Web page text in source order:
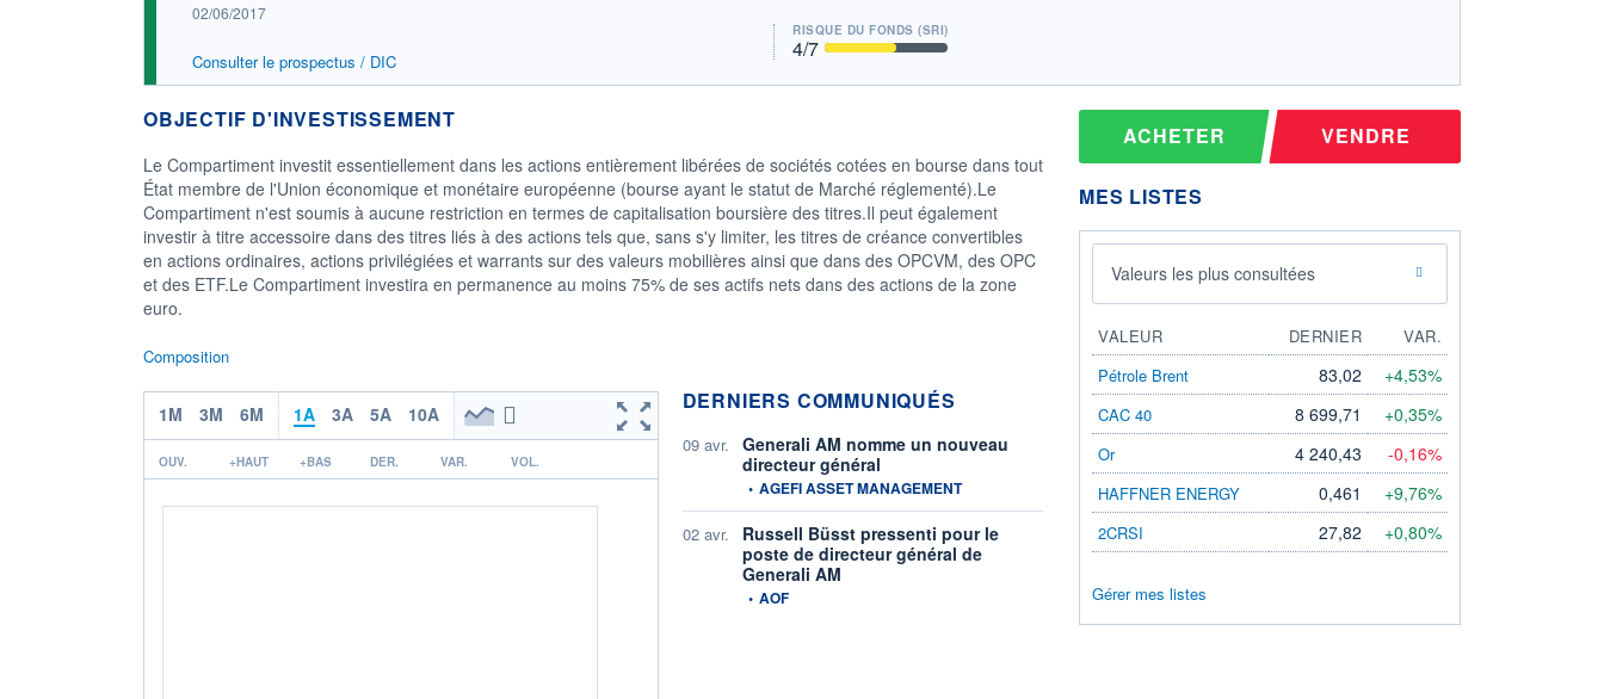
02/06/2017
Consulter le prospectus / DIC
RISQUE DU FONDS (SRI)
4/7
OBJECTIF D'INVESTISSEMENT
Le Compartiment investit essentiellement dans les actions entièrement libérées de sociétés cotées en bourse dans tout
État membre de l'Union économique et monétaire européenne (bourse ayant le statut de Marché réglementé).Le
Compartiment n'est soumis à aucune restriction en termes de capitalisation boursière des titres.Il peut également
investir à titre accessoire dans des titres liés à des actions tels que, sans s'y limiter, les titres de créance convertibles
en actions ordinaires, actions privilégiées et warrants sur des valeurs mobilières ainsi que dans des OPCVM, des OPC
et des ETF.Le Compartiment investira en permanence au moins 75% de ses actifs nets dans des actions de la zone
euro.
Composition
1M 3M 6M 1A 3A 5A 10A
OUV. +HAUT +BAS DER. VAR. VOL.
DERNIERS COMMUNIQUÉS
09 avr.
Generali AM nomme un nouveau
directeur général
information fournie par
• AGEFI ASSET MANAGEMENT
02 avr.
Russell Büsst pressenti pour le
poste de directeur général de
Generali AM
information fournie par
• AOF
ACHETER VENDRE
MES LISTES
Valeurs les plus consultées
VALEUR DERNIER
VAR.
Pétrole Brent
83,02 +4,53%
CAC 40 8 699,71 +0,35%
Or 4 240,43 -0,16%
HAFFNER ENERGY 0,461 +9,76%
2CRSI 27,82 +0,80%
Gérer mes listes